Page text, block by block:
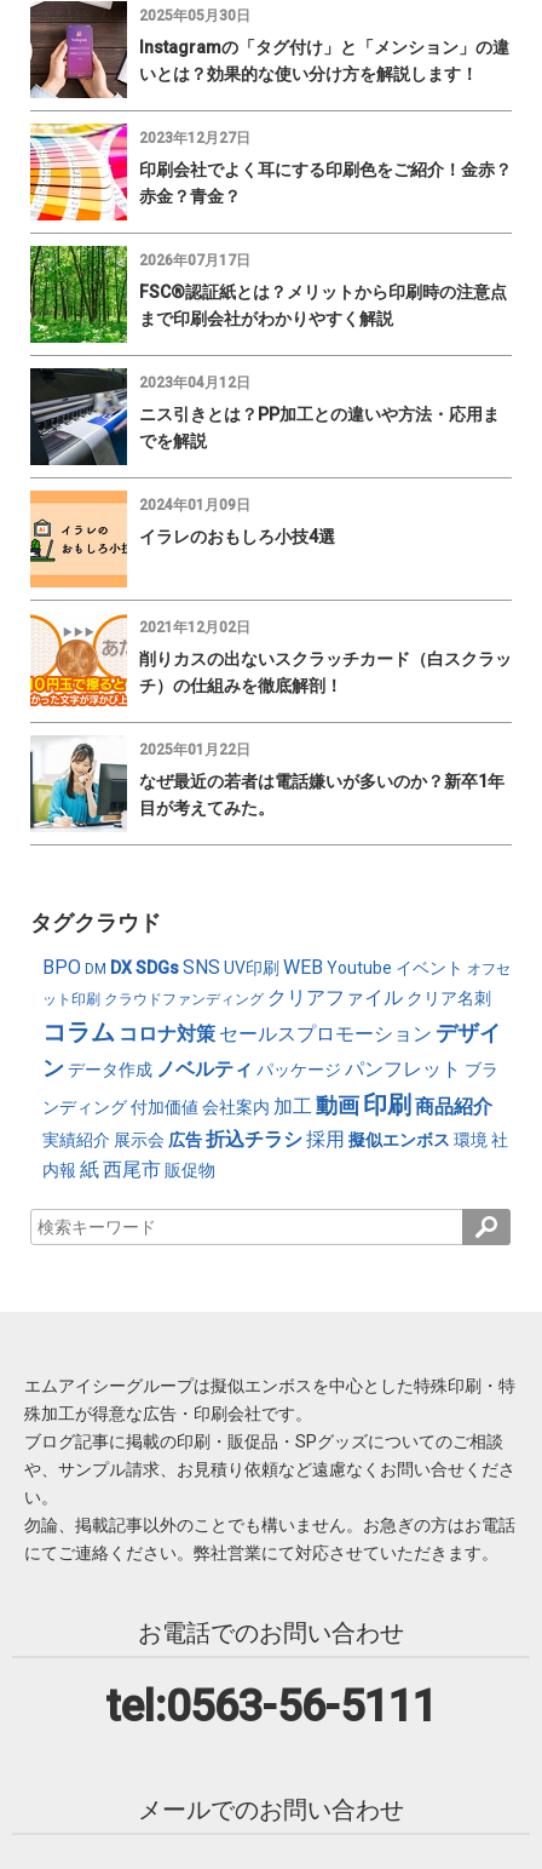
2025年05月30日
Instagramの「タグ付け」と「メンション」の違
いとは？効果的な使い分け方を解説します！
2023年12月27日
印刷会社でよく耳にする印刷色をご紹介！金赤？
赤金？青金？
2026年07月17日
FSC®認証紙とは？メリットから印刷時の注意点
まで印刷会社がわかりやすく解説
2023年04月12日
ニス引きとは？PP加工との違いや方法・応用ま
でを解説
2024年01月09日
イラレのおもしろ小技4選
2021年12月02日
削りカスの出ないスクラッチカード（白スクラッ
チ）の仕組みを徹底解剖！
2025年01月22日
なぜ最近の若者は電話嫌いが多いのか？新卒1年
目が考えてみた。
タグクラウド
BPO DM DXSDGsSNS UV印刷WEB Youtube イベント オフセ
ット印刷 クラウドファンディング クリアファイル クリア名刺
コラム コロナ対策 セールスプロモーション デザイ
ンデータ作成 ノベルティ パッケージ パンフレット ブラ
ンディング付加価値 会社案内 加工 動画印刷 商品紹介
実績紹介 展示会 広告折込チラシ採用 擬似エンボス 環境 社
内報 紙西尾市販促物
エムアイシーグループは擬似エンボスを中心とした特殊印刷・特
殊加工が得意な広告・印刷会社です。
ブログ記事に掲載の印刷・販促品・SPグッズについてのご相談
や、サンプル請求、お見積り依頼など遠慮なくお問い合せくださ
い。
勿論、掲載記事以外のことでも構いません。お急ぎの方はお電話
にてご連絡ください。弊社営業にて対応させていただきます。
お電話でのお問い合わせ
tel:0563-56-5111
メールでのお問い合わせ